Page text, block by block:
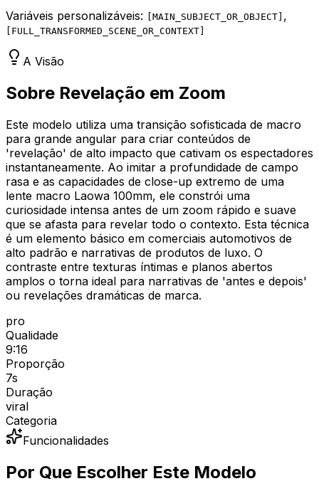
Variáveis personalizáveis:
MAIN_SUBJECT_OR_OBJECT ,
FULL_TRANSFORMED_SCENE_OR_CONTEXT
A Visão
Sobre Revelação em Zoom
Este modelo utiliza uma transição sofisticada de macro
para grande angular para criar conteúdos de
'revelação' de alto impacto que cativam os espectadores
instantaneamente. Ao imitar a profundidade de campo
rasa e as capacidades de close-up extremo de uma
lente macro Laowa 100mm, ele constrói uma
curiosidade intensa antes de um zoom rápido e suave
que se afasta para revelar todo o contexto. Esta técnica
é um elemento básico em comerciais automotivos de
alto padrão e narrativas de produtos de luxo. O
contraste entre texturas íntimas e planos abertos
amplos o torna ideal para narrativas de 'antes e depois'
ou revelações dramáticas de marca.
pro
Qualidade
9:16
Proporção
7s
Duração
viral
Categoria
Funcionalidades
Por Que Escolher Este Modelo